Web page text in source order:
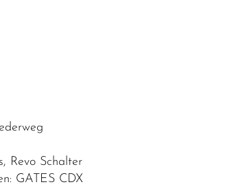
Revo Schalter
GATES CDX